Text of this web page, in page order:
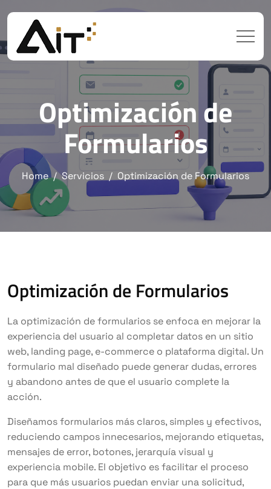
Optimización de
Formularios
Home Servicios Optimización de Formularios
Optimización de Formularios
La optimización de formularios se enfoca en mejorar la
experiencia del usuario al completar datos en un sitio
web, landing page, e-commerce o plataforma digital. Un
formulario mal diseñado puede generar dudas, errores
y abandono antes de que el usuario complete la
acción.
Diseñamos formularios más claros, simples y efectivos,
reduciendo campos innecesarios, mejorando etiquetas,
mensajes de error, botones, jerarquía visual y
experiencia mobile. El objetivo es facilitar el proceso
para que más usuarios puedan enviar una solicitud,